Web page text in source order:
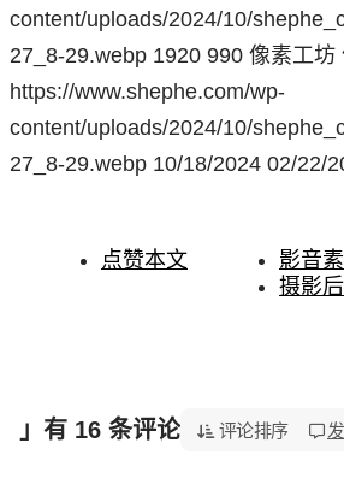
content/uploads/2024/10/
27_8-29.webp 1920 990 像素工坊
https://www.shephe.com/wp-
content/uploads/2024/10/
27_8-29.webp 10/18/2024 02/22/
点赞本文
影音
摄影
「敦煌飞天仙女图修图合成素材 PNG，敦煌光圈和飘带」
」有 16 条评论 评论排序